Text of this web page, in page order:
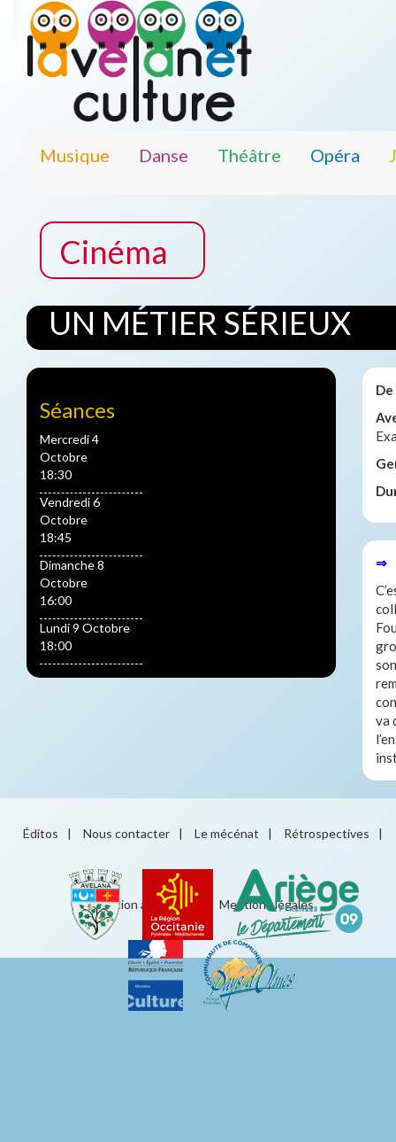
Musique Danse Théâtre Opéra
Cinéma
UN MÉTIER SÉRIEUX
Séances
Mercredi 4
Octobre
18:30
Vendredi 6
Octobre
18:45
Dimanche 8
Octobre
16:00
Lundi 9 Octobre
18:00
De
⇒
va
Éditos | Nous contacter | Le mécénat | Rétrospectives |
Éducation artistique Mentions légales